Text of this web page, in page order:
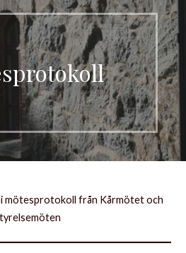
mötesprotokoll från Kårmötet och